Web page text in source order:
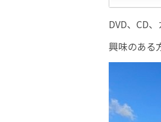
DVD、CD
興味のある